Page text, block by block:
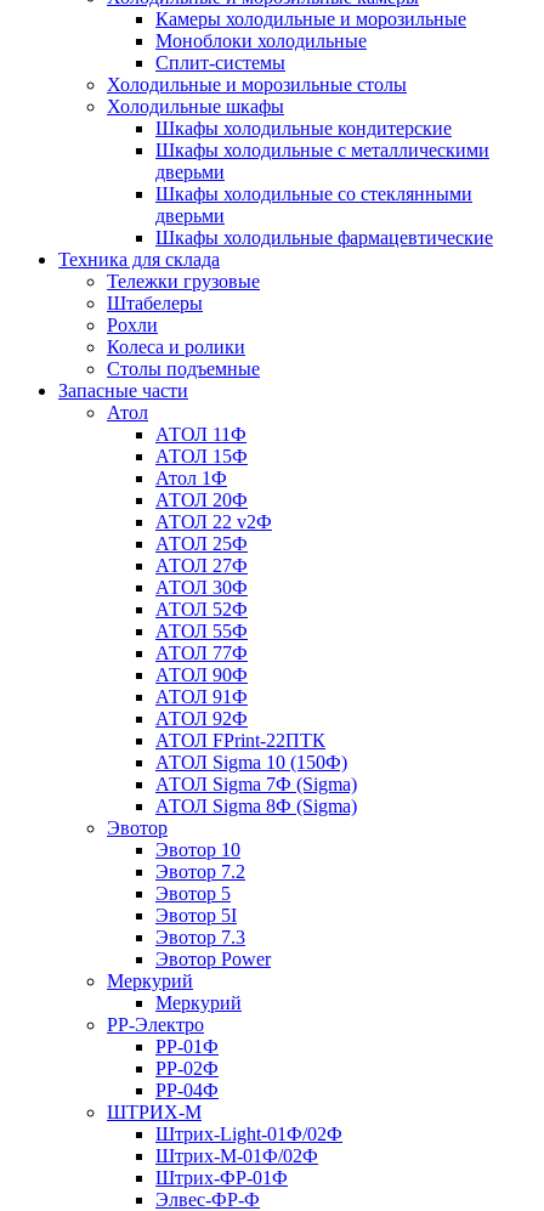
Камеры холодильные и морозильные
Моноблоки холодильные
Сплит-системы
Холодильные и морозильные столы
Холодильные шкафы
Шкафы холодильные кондитерские
Шкафы холодильные с металлическими
дверьми
Шкафы холодильные со стеклянными
дверьми
Шкафы холодильные фармацевтические
Техника для склада
Тележки грузовые
Штабелеры
Рохли
Колеса и ролики
Столы подъемные
Запасные части
Атол
АТОЛ 11Ф
АТОЛ 15Ф
Атол 1Ф
АТОЛ 20Ф
АТОЛ 22 v2Ф
АТОЛ 25Ф
АТОЛ 27Ф
АТОЛ 30Ф
АТОЛ 52Ф
АТОЛ 55Ф
АТОЛ 77Ф
АТОЛ 90Ф
АТОЛ 91Ф
АТОЛ 92Ф
АТОЛ FPrint-22ПТК
АТОЛ Sigma 10 (150Ф)
АТОЛ Sigma 7Ф (Sigma)
АТОЛ Sigma 8Ф (Sigma)
Эвотор
Эвотор 10
Эвотор 7.2
Эвотор 5
Эвотор 5I
Эвотор 7.3
Эвотор Power
Меркурий
Меркурий
РР-Электро
РР-01Ф
РР-02Ф
РР-04Ф
ШТРИХ-М
Штрих-Light-01Ф/02Ф
Штрих-М-01Ф/02Ф
Штрих-ФР-01Ф
Элвес-ФР-Ф